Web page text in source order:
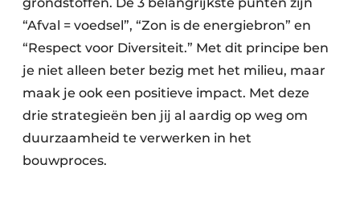
“Afval = voedsel”, “Zon is de energiebron” en
“Respect voor Diversiteit.” Met dit principe ben
je niet alleen beter bezig met het milieu, maar
maak je ook een positieve impact. Met deze
drie strategieën ben jij al aardig op weg om
duurzaamheid te verwerken in het
bouwproces.